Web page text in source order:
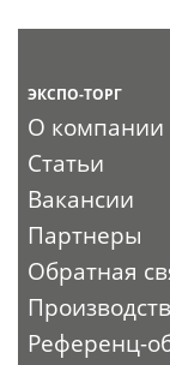
ЭКСПО-ТОРГ
О компании
Статьи
Вакансии
Партнеры
Обратная
Референц-